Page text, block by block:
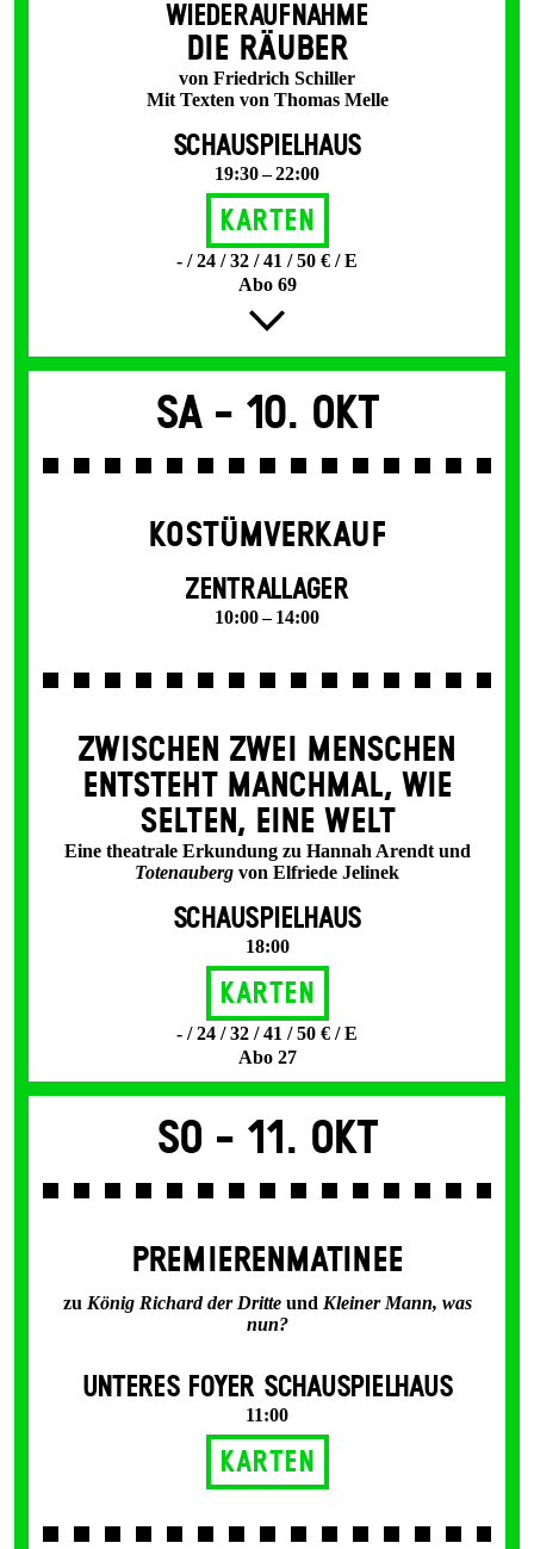
WIEDERAUFNAHME
DIE RÄUBER
von Friedrich Schiller
Mit Texten von Thomas Melle
SCHAUSPIELHAUS
19:30 – 22:00
Karten
- / 24 / 32 / 41 / 50 € / E
Abo 69
Sa - 10. Okt
KOSTÜMVERKAUF
ZENTRALLAGER
10:00 – 14:00
ZWISCHEN ZWEI MENSCHEN
ENT­STEHT MANCH­MAL, WIE
SELTEN, EINE WELT
Eine theatrale Erkundung zu Hannah Arendt und
Totenauberg von Elfriede Jelinek
SCHAUSPIELHAUS
18:00
Karten
- / 24 / 32 / 41 / 50 € / E
Abo 27
So - 11. Okt
PREMIERENMATINEE
zu König Richard der Dritte und Kleiner Mann, was
nun?
UNTERES FOYER SCHAUSPIELHAUS
11:00
Karten